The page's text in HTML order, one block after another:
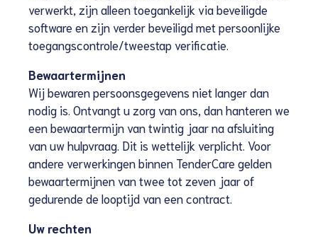
verwerkt, zijn alleen toegankelijk via beveiligde
software en zijn verder beveiligd met persoonlijke
toegangscontrole/tweestap verificatie.
Bewaartermijnen
Wij bewaren persoonsgegevens niet langer dan
nodig is. Ontvangt u zorg van ons, dan hanteren we
een bewaartermijn van twintig jaar na afsluiting
van uw hulpvraag. Dit is wettelijk verplicht. Voor
andere verwerkingen binnen TenderCare gelden
bewaartermijnen van twee tot zeven jaar of
gedurende de looptijd van een contract.
Uw rechten